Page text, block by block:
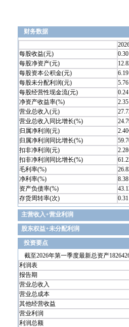
财务数据
每股收益(元)
0.30
每股净资产(元)
每股资本公积金(元)
6.19
每股未分配利润(元)
5.76
每股经营性现金流(元)
0.24
净资产收益率(%)
2.35
营业总收入(元)
营业总收入同比增长(%)
归属净利润(元)
归属净利润同比增长(%)
扣非净利润(元)
扣非净利润同比增长(%)
毛利率(%)
净利率(%)
8.38
资产负债率(%)
存货周转率(次)
0.31
主营收入+营业利润
股东权益+未分配利润
投资要点
截至2026年第一季度最新总资产
利润表
报告期
营业总收入
营业总成本
其他经营收益
营业利润
利润总额